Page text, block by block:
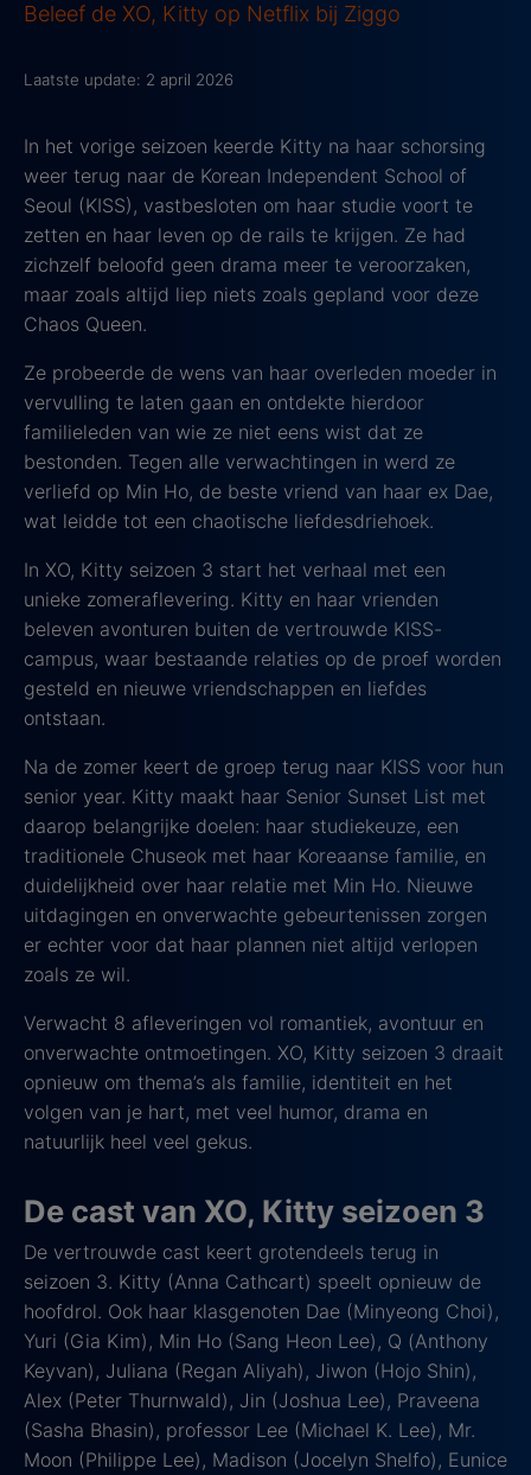
Beleef de XO, Kitty op Netflix bij Ziggo
Laatste update: 2 april 2026
In het vorige seizoen keerde Kitty na haar schorsing
weer terug naar de Korean Independent School of
Seoul (KISS), vastbesloten om haar studie voort te
zetten en haar leven op de rails te krijgen. Ze had
zichzelf beloofd geen drama meer te veroorzaken,
maar zoals altijd liep niets zoals gepland voor deze
Chaos Queen.
Ze probeerde de wens van haar overleden moeder in
vervulling te laten gaan en ontdekte hierdoor
familieleden van wie ze niet eens wist dat ze
bestonden. Tegen alle verwachtingen in werd ze
verliefd op Min Ho, de beste vriend van haar ex Dae,
wat leidde tot een chaotische liefdesdriehoek.
In XO, Kitty seizoen 3 start het verhaal met een
unieke zomeraflevering. Kitty en haar vrienden
beleven avonturen buiten de vertrouwde KISS-
campus, waar bestaande relaties op de proef worden
gesteld en nieuwe vriendschappen en liefdes
ontstaan.
Na de zomer keert de groep terug naar KISS voor hun
senior year. Kitty maakt haar Senior Sunset List met
daarop belangrijke doelen: haar studiekeuze, een
traditionele Chuseok met haar Koreaanse familie, en
duidelijkheid over haar relatie met Min Ho. Nieuwe
uitdagingen en onverwachte gebeurtenissen zorgen
er echter voor dat haar plannen niet altijd verlopen
zoals ze wil.
Verwacht 8 afleveringen vol romantiek, avontuur en
onverwachte ontmoetingen. XO, Kitty seizoen 3 draait
opnieuw om thema’s als familie, identiteit en het
volgen van je hart, met veel humor, drama en
natuurlijk heel veel gekus.
De cast van XO, Kitty seizoen 3
De vertrouwde cast keert grotendeels terug in
seizoen 3. Kitty (Anna Cathcart) speelt opnieuw de
hoofdrol. Ook haar klasgenoten Dae (Minyeong Choi),
Yuri (Gia Kim), Min Ho (Sang Heon Lee), Q (Anthony
Keyvan), Juliana (Regan Aliyah), Jiwon (Hojo Shin),
Alex (Peter Thurnwald), Jin (Joshua Lee), Praveena
(Sasha Bhasin), professor Lee (Michael K. Lee), Mr.
Moon (Philippe Lee), Madison (Jocelyn Shelfo), Eunice